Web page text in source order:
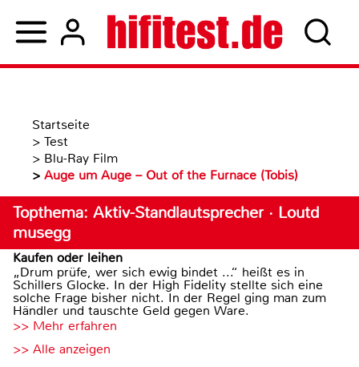
Startseite
> Test
> Blu-Ray Film
> Auge um Auge – Out of the Furnace (Tobis)
Topthema: Aktiv-Standlautsprecher · Loutd
musegg
Kaufen oder leihen
„Drum prüfe, wer sich ewig bindet ...“ heißt es in
Schillers Glocke. In der High Fidelity stellte sich eine
solche Frage bisher nicht. In der Regel ging man zum
Händler und tauschte Geld gegen Ware.
>> Mehr erfahren
>> Alle anzeigen